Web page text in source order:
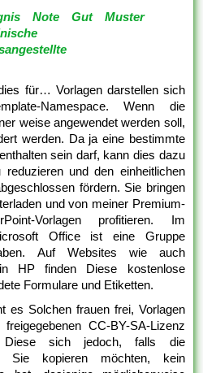
Note Gut Muster
für… Vorlagen darstellen sich
Namespace. Wenn die
weise angewendet werden soll,
werden. Da ja eine bestimmte
sein darf, kann dies dazu
reduzieren und den einheitlichen
fördern. Sie bringen
und von meiner Premium-
Vorlagen profitieren. Im
Office ist eine Gruppe
Auf Websites wie auch
HP finden Diese kostenlose
Formulare und Etiketten.
es Solchen frauen frei, Vorlagen
CC-BY-SA-Lizenz
Diese sich jedoch, falls die
Sie kopieren möchten, kein